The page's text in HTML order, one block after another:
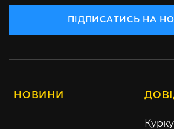
ПІДПИСАТИСЬ НА
НОВИНИ